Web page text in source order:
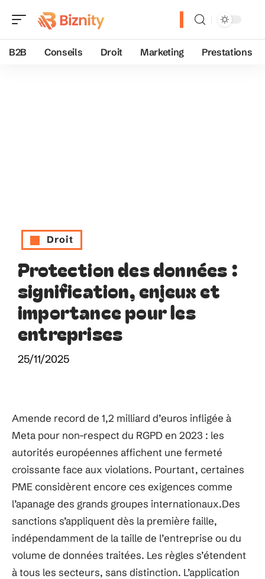
B2B Conseils Droit Marketing Prestations
Droit
Protection des données :
signification, enjeux et
importance pour les
entreprises
25/11/2025
Amende record de 1,2 milliard d’euros infligée à
Meta pour non-respect du RGPD en 2023 : les
autorités européennes affichent une fermeté
croissante face aux violations. Pourtant, certaines
PME considèrent encore ces exigences comme
l’apanage des grands groupes internationaux.Des
sanctions s’appliquent dès la première faille,
indépendamment de la taille de l’entreprise ou du
volume de données traitées. Les règles s’étendent
à tous les secteurs, sans distinction. L’application